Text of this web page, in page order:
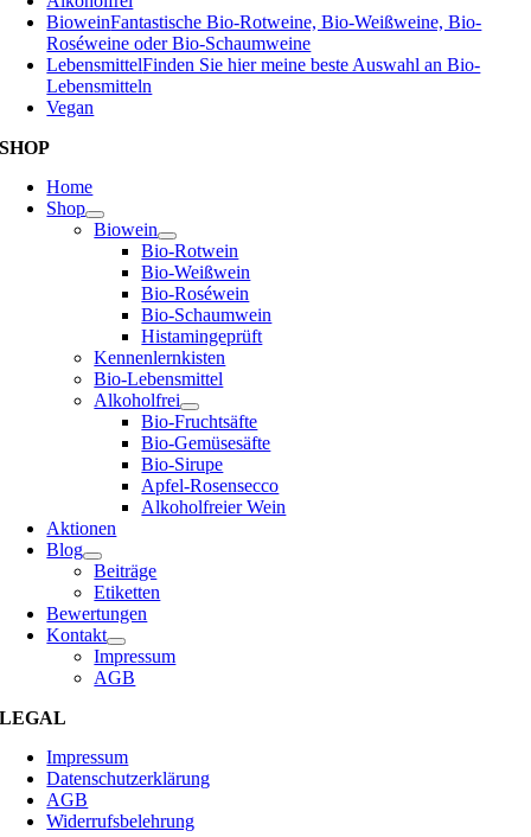
BioweinFantastische Bio-Rotweine, Bio-Weißweine, Bio-
Roséweine oder Bio-Schaumweine
LebensmittelFinden Sie hier meine beste Auswahl an Bio-
Lebensmitteln
Vegan
SHOP
Home
Shop
Biowein
Bio-Rotwein
Bio-Weißwein
Bio-Roséwein
Bio-Schaumwein
Histamingeprüft
Kennenlernkisten
Bio-Lebensmittel
Alkoholfrei
Bio-Fruchtsäfte
Bio-Gemüsesäfte
Bio-Sirupe
Apfel-Rosensecco
Alkoholfreier Wein
Aktionen
Blog
Beiträge
Etiketten
Bewertungen
Kontakt
Impressum
AGB
LEGAL
Impressum
Datenschutzerklärung
AGB
Widerrufsbelehrung